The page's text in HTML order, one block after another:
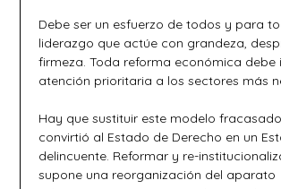
Debe ser un esfuerzo de todos y para
liderazgo que actúe con grandeza,
firmeza. Toda reforma económica debe
atención prioritaria a los sectores más
Hay que sustituir este modelo
convirtió al Estado de Derecho en un
delincuente. Reformar y re-
supone una reorganización del aparato